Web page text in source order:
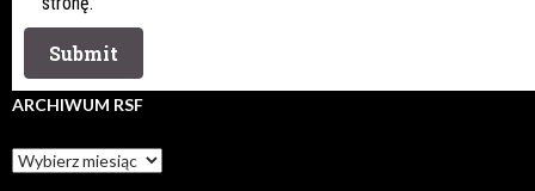
ARCHIWUM RSF
Archiwum
rsf